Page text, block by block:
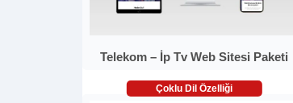
Telekom – İp Tv Web Sitesi Paketi
Çoklu Dil Özelliği